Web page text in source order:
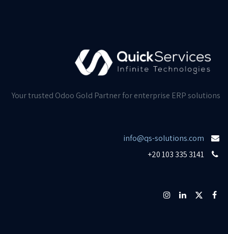
Your trusted Odoo Gold Partner for enterprise ERP solutions
info@qs-solutions.com
+20 103 335 3141​